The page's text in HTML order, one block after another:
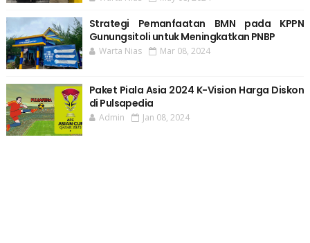
Strategi Pemanfaatan BMN pada KPPN
Gunungsitoli untuk Meningkatkan PNBP
Warta Nias Mar 08, 2024
Paket Piala Asia 2024 K-Vision Harga Diskon
di Pulsapedia
Admin Jan 08, 2024